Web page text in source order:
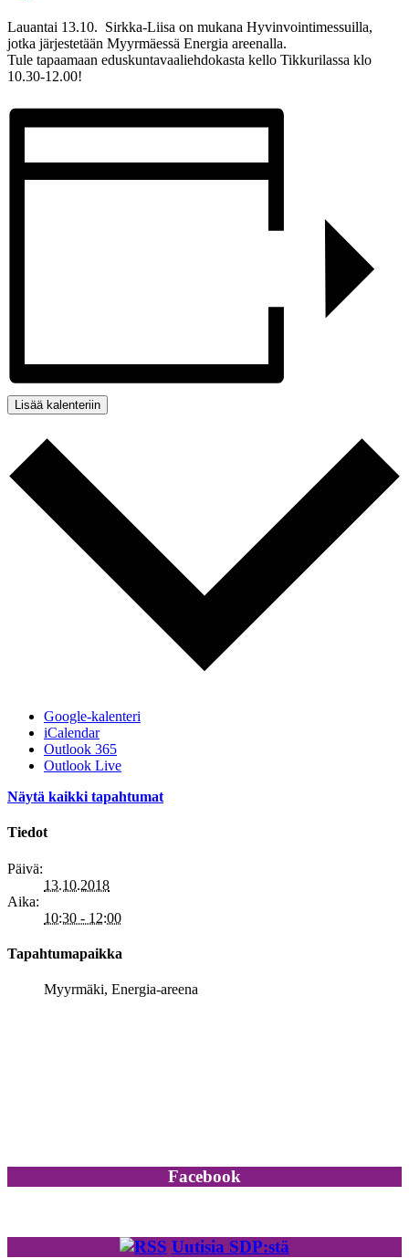
Lauantai 13.10. Sirkka-Liisa on mukana Hyvinvointimessuilla,
jotka järjestetään Myyrmäessä Energia areenalla.
Tule tapaamaan eduskuntavaaliehdokasta kello Tikkurilassa klo
10.30-12.00!
Lisää kalenteriin
Google-kalenteri
iCalendar
Outlook 365
Outlook Live
Näytä kaikki tapahtumat
Tiedot
Päivä:
13.10.2018
Aika:
10:30 - 12:00
Tapahtumapaikka
Myyrmäki, Energia-areena
Facebook
Uutisia SDP:stä